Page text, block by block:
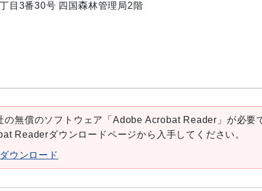
目3番30号 四国森林管理局2階
の無償のソフトウェア「Adobe Acrobat Reader」が必要
Readerダウンロードページから入手してください。
ウンロード